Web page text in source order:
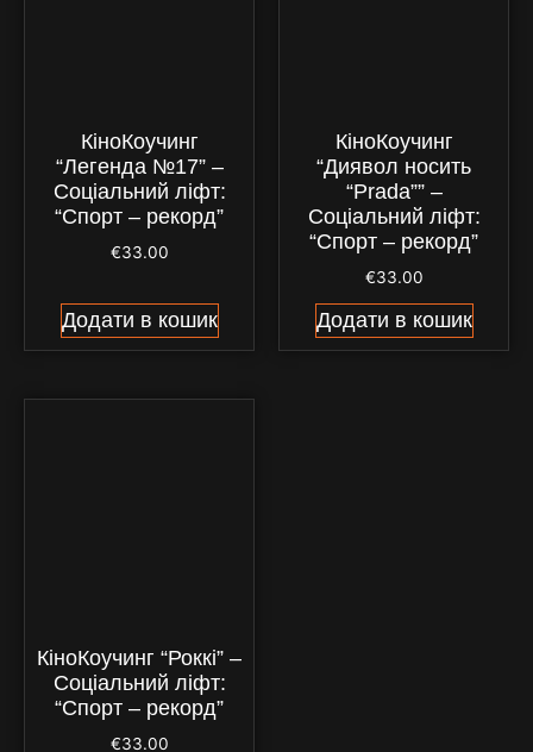
КіноКоучинг
“Легенда №17” –
Соціальний ліфт:
“Спорт – рекорд”
€33.00
Додати в кошик
КіноКоучинг
“Диявол носить
“Prada”” –
Соціальний ліфт:
“Спорт – рекорд”
€33.00
Додати в кошик
КіноКоучинг “Роккі” –
Соціальний ліфт:
“Спорт – рекорд”
€33.00